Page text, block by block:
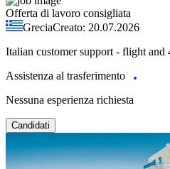
Offerta di lavoro consigliata
GreciaCreato: 20.07.2026
Italian customer support - flight and
Assistenza al trasferimento
Nessuna esperienza richiesta
Candidati